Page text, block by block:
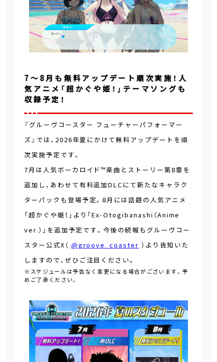
7～8月も無料アップデート順次実施！人
気アニメ「超かぐや姫！」テーマソングも
収録予定！
『グルーヴコースター フューチャーパフォーマー
ズ』では、2026年夏にかけて無料アップデートを順
次実施予定です。
7月は人気ボーカロイド™楽曲とストーリー第8章を
追加し、あわせて有料追加DLCにて新たなキャラク
ターパックも登場予定。8月には話題の人気アニメ
「超かぐや姫！」より「Ex-Otogibanashi（Anime
ver.）」を追加予定です。今後の続報もグルーヴコー
スター公式X（ @groove_coaster ）より告知いた
しますので、ぜひご注目ください。
※スケジュールは予告なく変更になる場合がございます。予
めご了承ください。